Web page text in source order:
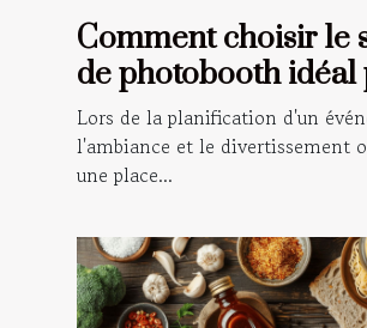
Comment choisir le
de photobooth idéal
votre événement
Lors de la planification d'un
l'ambiance et le divertissement
une place...